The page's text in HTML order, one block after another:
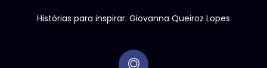
Histórias para inspirar: Giovanna Queiroz Lopes